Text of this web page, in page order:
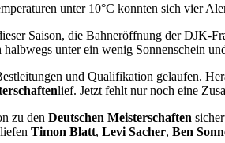
unter 10°C konnten sich vier
Saison, die Bahneröffnung der DJK-
unter ein wenig Sonnenschein
und Qualifikation gelaufen.
lief. Jetzt fehlt nur noch eine
zu den Deutschen Meisterschaften
liefen Timon Blatt, Levi Sacher, Ben